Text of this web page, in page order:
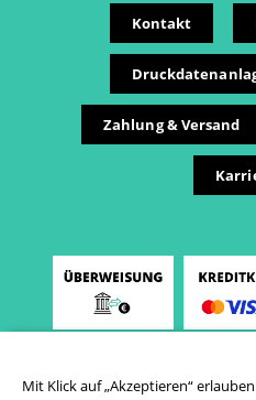
Kontakt
Zahlung & Versand
Mit Klick auf „Akzeptieren“